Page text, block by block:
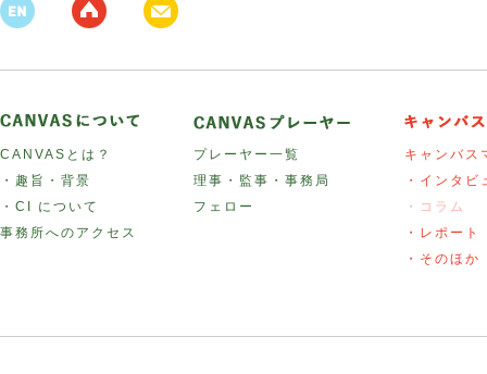
CANVASとは？
・趣旨・背景
・CI について
事務所へのアクセス
プレーヤー一覧
理事・監事・事務局
フェロー
キャンバス
・インタビ
・コラム
・レポート
・そのほか